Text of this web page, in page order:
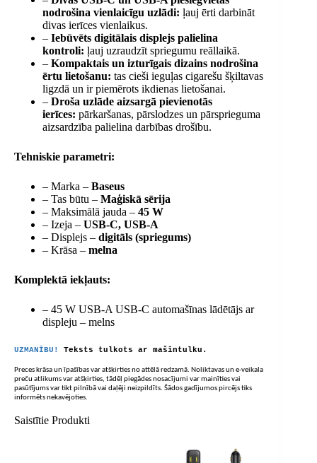
nodrošina vienlaicīgu uzlādi: ļauj ērti darbināt
divas ierīces vienlaikus.
– Iebūvēts digitālais displejs palielina
kontroli: ļauj uzraudzīt spriegumu reāllaikā.
– Kompaktais un izturīgais dizains nodrošina
ērtu lietošanu: tas cieši ieguļas cigarešu šķiltavas
ligzdā un ir piemērots ikdienas lietošanai.
– Droša uzlāde aizsargā pievienotās
ierīces: pārkaršanas, pārslodzes un pārsprieguma
aizsardzība palielina darbības drošību.
Tehniskie parametri:
– Marka – Baseus
– Tas būtu – Maģiskā sērija
– Maksimālā jauda – 45 W
– Izeja – USB-C, USB-A
– Displejs – digitāls (spriegums)
– Krāsa – melna
Komplektā iekļauts:
– 45 W USB-A USB-C automašīnas lādētājs ar
displeju – melns
UZMANĪBU! Teksts tulkots ar mašīntulku.
Preces krāsa un īpašības var atšķirties no attēlā redzamā. Noliktavas un e-veikala
preču atlikums var atšķirties, tādēļ piegādes nosacījumi var mainīties vai
pasūtījums var tikt pilnībā vai daļēji neizpildīts. Šādos gadījumos pircējs tiks
informēts nekavējoties.
Saistītie Produkti